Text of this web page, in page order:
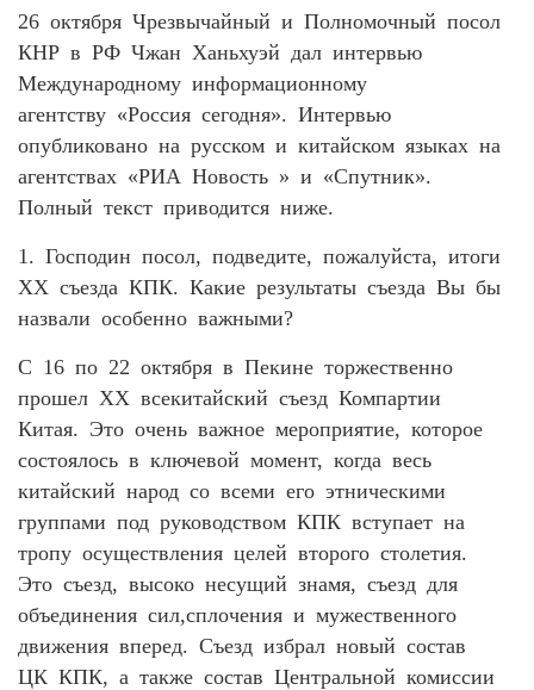
26 октября Чрезвычайный и Полномочный посол
КНР в РФ Чжан Ханьхуэй дал интервью
Международному информационному
агентству «Россия сегодня». Интервью
опубликовано на русском и китайском языках на
агентствах «РИА Новость » и «Спутник».
Полный текст приводится ниже.
1. Господин посол, подведите, пожалуйста, итоги
XX съезда КПК. Какие результаты съезда Вы бы
назвали особенно важными?
С 16 по 22 октября в Пекине торжественно
прошел XX всекитайский съезд Компартии
Китая. Это очень важное мероприятие, которое
состоялось в ключевой момент, когда весь
китайский народ со всеми его этническими
группами под руководством КПК вступает на
тропу осуществления целей второго столетия.
Это съезд, высоко несущий знамя, съезд для
объединения сил,сплочения и мужественного
движения вперед. Съезд избрал новый состав
ЦК КПК, а также состав Центральной комиссии